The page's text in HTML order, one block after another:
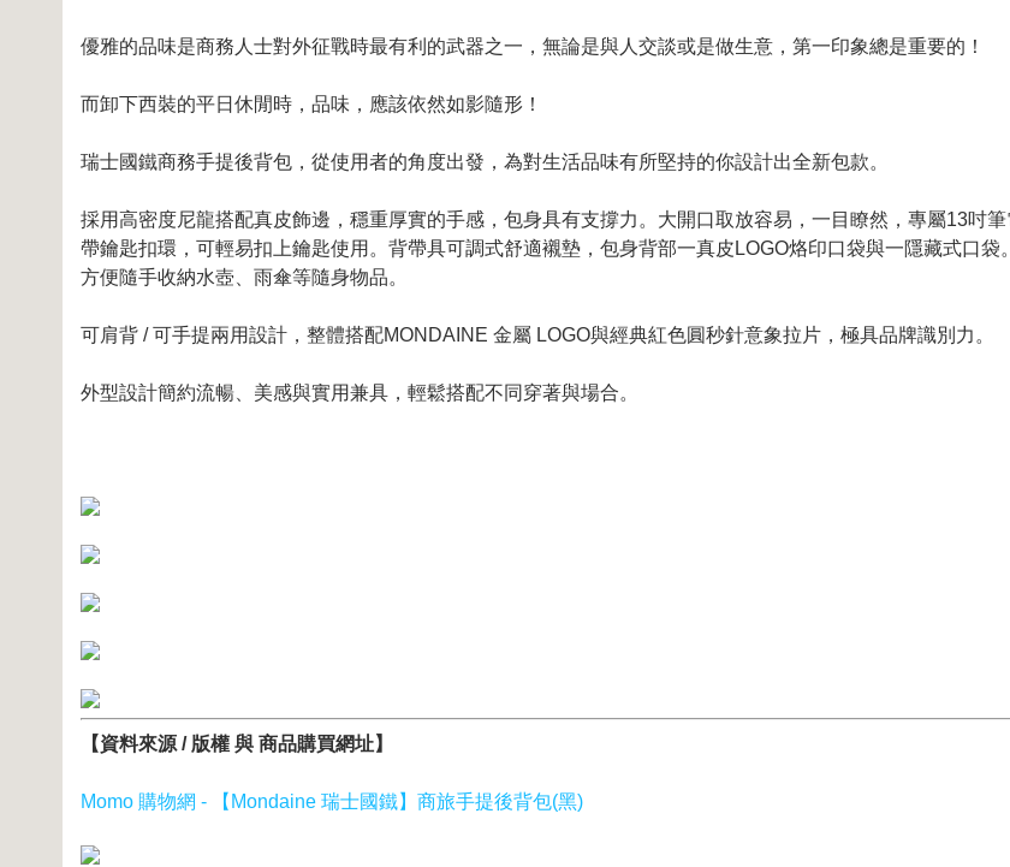
優雅的品味是商務人士對外征戰時最有利的武器之一，無論是與人交談或是做生意，第一印象總是重要的！
而卸下西裝的平日休閒時，品味，應該依然如影隨形！
瑞士國鐵商務手提後背包，從使用者的角度出發，為對生活品味有所堅持的你設計出全新包款。
採用高密度尼龍搭配真皮飾邊，穩重厚實的手感，包身具有支撐力。大開口取放容易，一目瞭然，專屬13吋
帶鑰匙扣環，可輕易扣上鑰匙使用。背帶具可調式舒適襯墊，包身背部一真皮LOGO烙印口袋與一隱藏式口袋
方便隨手收納水壺、雨傘等隨身物品。
可肩背 / 可手提兩用設計，整體搭配MONDAINE 金屬 LOGO與經典紅色圓秒針意象拉片，極具品牌識別力。
外型設計簡約流暢、美感與實用兼具，輕鬆搭配不同穿著與場合。
【資料來源 / 版權 與 商品購買網址】
Momo 購物網 - 【Mondaine 瑞士國鐵】商旅手提後背包(黑)